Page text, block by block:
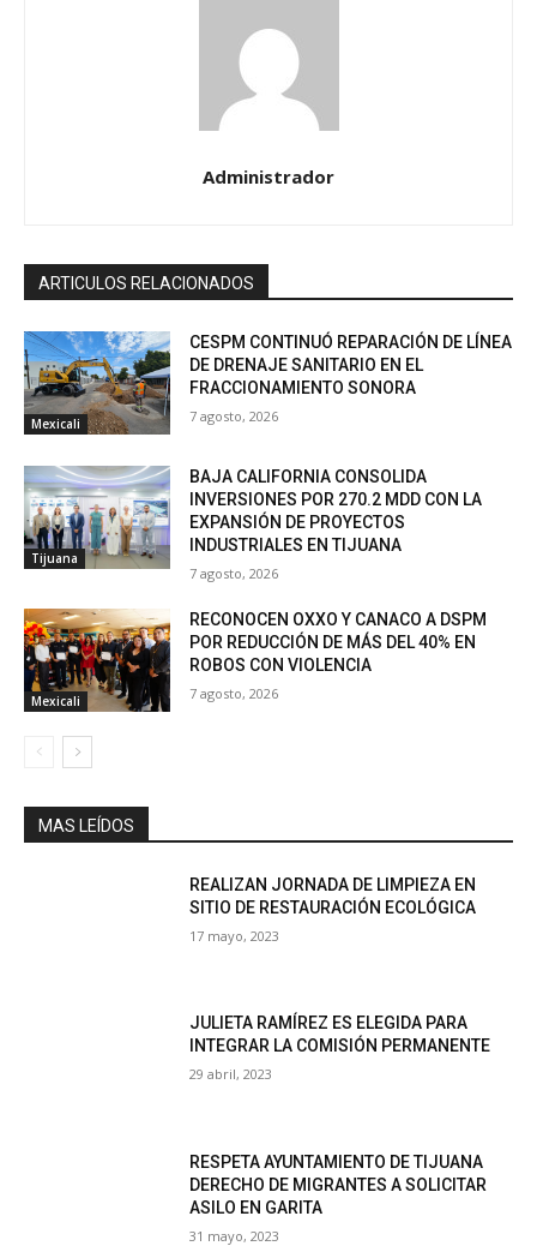
Administrador
ARTICULOS RELACIONADOS
Mexicali
CESPM CONTINUÓ REPARACIÓN DE LÍNEA
DE DRENAJE SANITARIO EN EL
FRACCIONAMIENTO SONORA
7 agosto, 2026
Tijuana
BAJA CALIFORNIA CONSOLIDA
INVERSIONES POR 270.2 MDD CON LA
EXPANSIÓN DE PROYECTOS
INDUSTRIALES EN TIJUANA
7 agosto, 2026
Mexicali
RECONOCEN OXXO Y CANACO A DSPM
POR REDUCCIÓN DE MÁS DEL 40% EN
ROBOS CON VIOLENCIA
7 agosto, 2026
MAS LEÍDOS
REALIZAN JORNADA DE LIMPIEZA EN
SITIO DE RESTAURACIÓN ECOLÓGICA
17 mayo, 2023
JULIETA RAMÍREZ ES ELEGIDA PARA
INTEGRAR LA COMISIÓN PERMANENTE
29 abril, 2023
RESPETA AYUNTAMIENTO DE TIJUANA
DERECHO DE MIGRANTES A SOLICITAR
ASILO EN GARITA
31 mayo, 2023